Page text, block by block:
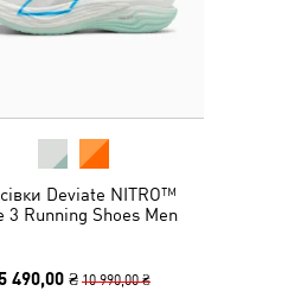
Deviate NITRO™
3 Running Shoes Men
5 490,00 ₴ 10 990,00 ₴